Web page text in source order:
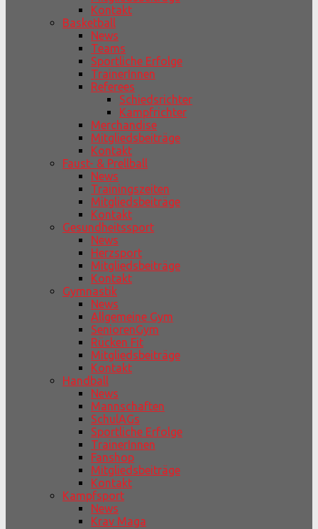
Kontakt
Basketball
News
Teams
Sportliche Erfolge
TrainerInnen
Referees
Schiedsrichter
Kampfrichter
Merchandise
Mitgliedsbeiträge
Kontakt
Faust- & Prellball
News
Trainingszeiten
Mitgliedsbeiträge
Kontakt
Gesundheitssport
News
Herzsport
Mitgliedsbeiträge
Kontakt
Gymnastik
News
Allgemeine Gym
SeniorenGym
Rücken Fit
Mitgliedsbeiträge
Kontakt
Handball
News
Mannschaften
SchulAGs
Sportliche Erfolge
TrainerInnen
Fanshop
Mitgliedsbeiträge
Kontakt
Kampfsport
News
Krav Maga